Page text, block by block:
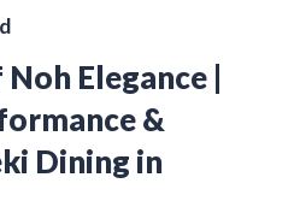
Elegance |
&
Dining in